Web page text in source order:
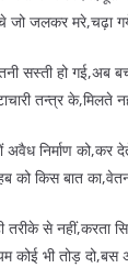
जो जलकर मरे,चढ़ा
सस्ती हो गई,अब
तन्त्र के,मिलते
अवैध निर्माण को,कर
को किस बात
तरीके से नहीं,करता
कोई भी तोड़ दो,बस